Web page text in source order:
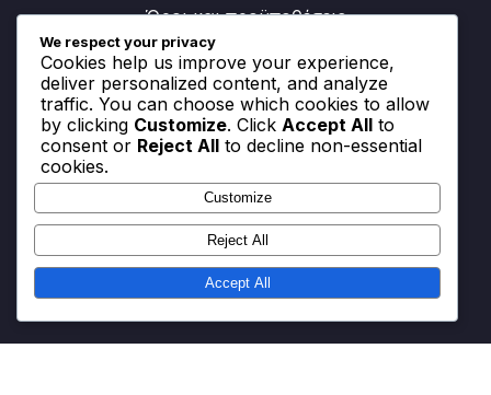
Όροι και προϋποθέσεις
Κατηγορίες
Διαδικασία Εξαργύρωσης V-Bucks
Μέγιστη Αξιοποίηση Battle Pass και Εκδηλώσεων
Στρατηγικές Εξαργύρωσης Κωδικών
Επιβράβευσης
We respect your privacy
Cookies help us improve your experience,
deliver personalized content, and analyze
traffic. You can choose which cookies to allow
by clicking Customize. Click Accept All to
consent or Reject All to decline non-essential
cookies.
Customize
Reject All
Accept All